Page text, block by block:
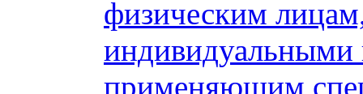
физическим
индивидуальными
применяющим